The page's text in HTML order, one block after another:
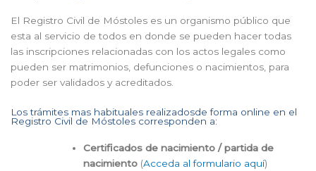
El Registro Civil de Móstoles es un organismo público que
esta al servicio de todos en donde se pueden hacer todas
las inscripciones relacionadas con los actos legales como
pueden ser matrimonios, defunciones o nacimientos, para
poder ser validados y acreditados.
Los trámites mas habituales realizadosde forma online en el
Registro Civil de Móstoles corresponden a:
Certificados de nacimiento / partida de
nacimiento(Acceda al formulario aquí)